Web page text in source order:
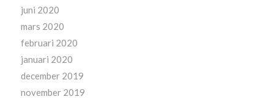
juni 2020
mars 2020
februari 2020
januari 2020
december 2019
november 2019